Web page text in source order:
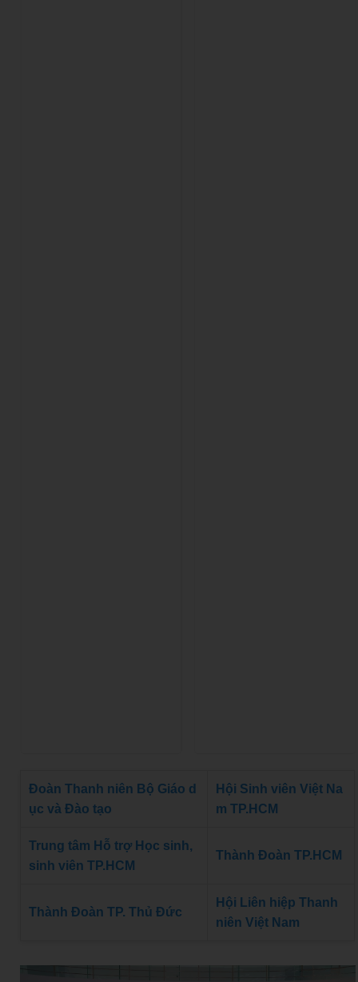
Đoàn Thanh niên Bộ Giáo d
ục và Đào tạo
Hội Sinh viên Việt Na
m TP.HCM
Trung tâm Hỗ trợ Học sinh,
sinh viên TP.HCM
Thành Đoàn TP.HCM
Thành Đoàn TP. Thủ Đức
Hội Liên hiệp Thanh
niên Việt Nam